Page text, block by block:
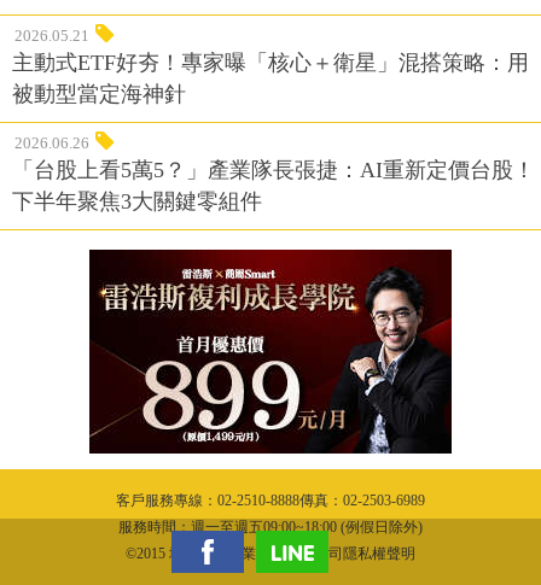
2026.05.21
主動式ETF好夯！專家曝「核心＋衛星」混搭策略：用
被動型當定海神針
2026.06.26
「台股上看5萬5？」產業隊長張捷：AI重新定價台股！
下半年聚焦3大關鍵零組件
客戶服務專線：02-2510-8888傳真：02-2503-6989
服務時間：週一至週五09:00~18:00 (例假日除外)
©2015 城邦文化事業股份有限公司隱私權聲明